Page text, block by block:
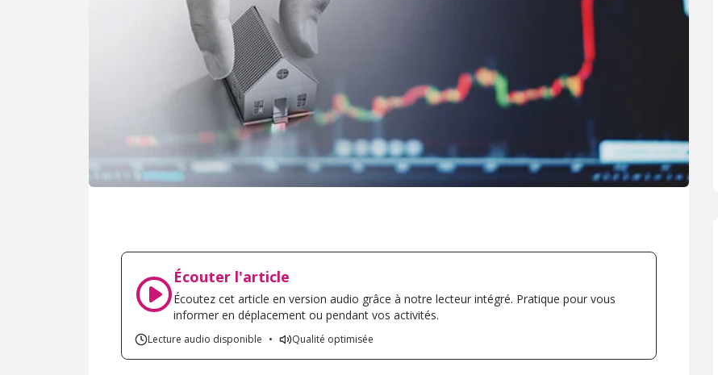
Écouter l'article
Écoutez cet article en version audio grâce à notre lecteur intégré. Pratique pour vous
informer en déplacement ou pendant vos activités.
Lecture audio disponible • Qualité optimisée